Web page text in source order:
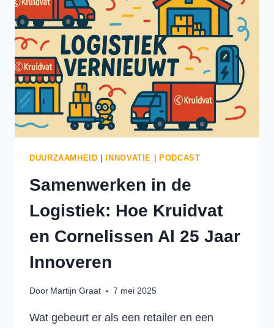
VOORUIT
DUURZAAMHEID INNOVATIE PODCAST
Samenwerken in de
Logistiek: Hoe Kruidvat
en Cornelissen Al 25 Jaar
Innoveren
Door Martijn Graat 7 mei 2025
Wat gebeurt er als een retailer en een